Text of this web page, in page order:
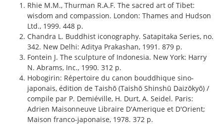
Rhie M.M., Thurman R.A.F. The sacred art of Tibet:
wisdom and compassion. London: Thames and Hudson
Ltd., 1999. 448 p.
Chandra L. Buddhist iconography. Satapitaka Series, no.
342. New Delhi: Aditya Prakashan, 1991. 879 p.
Fontein J. The sculpture of Indonesia. New York: Harry
N. Abrams, Inc., 1990. 312 p.
Hobogirin: Répertoire du canon bouddhique sino-
japonais, édition de Taishō (Taishō Shinshū Daizōkyō) /
compile par P. Demiéville, H. Durt, A. Seidel. Paris:
Adrien Maisonneuve Libraire D'Amerique et D'Orient;
Maison franco-japonaise, 1978. 372 p.